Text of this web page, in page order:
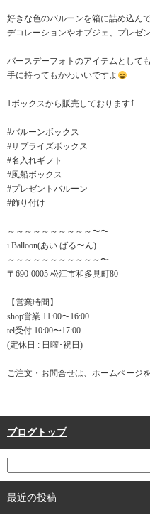
好きな色のバルーンを箱に詰め込ん
デコレーションやオブジェ、プレゼ
バースデーフォトのアイテムとして
手に持ってもかわいいですよ
1ボックスから販売しております⤴︎
#バルーンボックス
#サプライズボックス
#名入れギフト
#風船ボックス
#プレゼントバルーン
#飾り付け
～～～～～～～～～～〜〜
i Balloon(あい ばる〜ん)
～～～～～～～～～～～〜
〒690-0005 松江市和多見町80
【営業時間】
shop営業 11:00〜16:00
tel受付 10:00〜17:00
(定休日 : 日曜･祝日)
ご注文・お問合せは、ホームページ
ブログトップ
最近の投稿